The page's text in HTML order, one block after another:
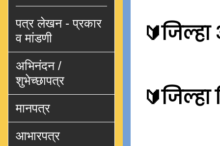
🔰
🔰
पत्र लेखन - प्रकार
व मांडणी
अभिनंदन /
शुभेच्छापत्र
मानपत्र
आभारपत्र